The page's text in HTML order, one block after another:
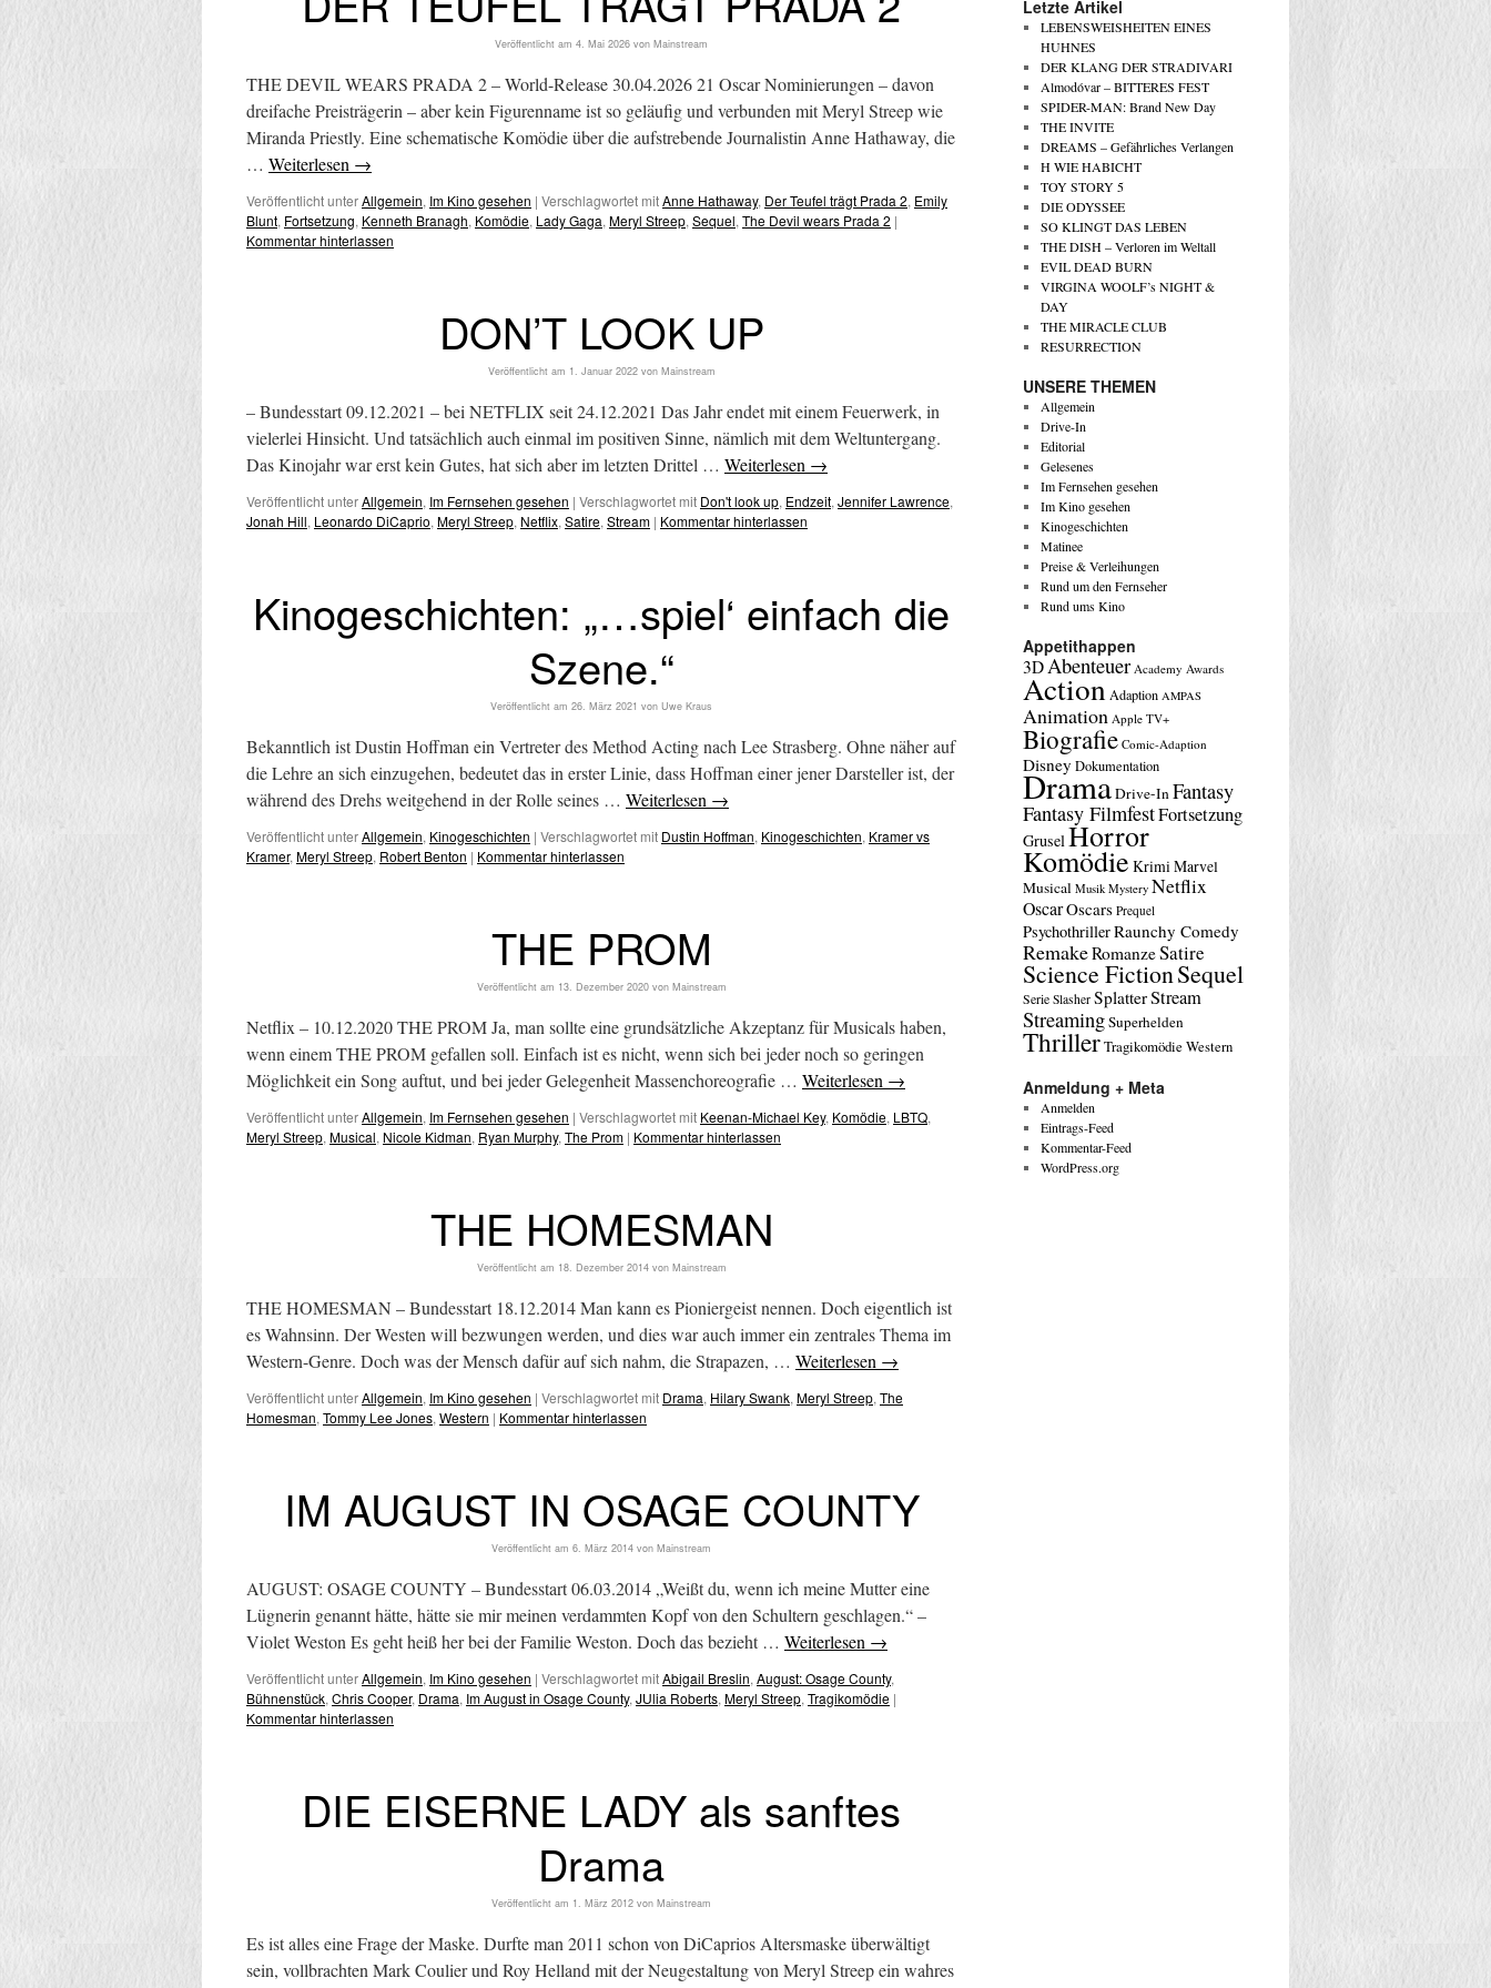
Veröffentlicht am 4. Mai 2026 von Mainstream
THE DEVIL WEARS PRADA 2 – World-Release 30.04.2026 21 Oscar Nominierungen – davon
dreifache Preisträgerin – aber kein Figurenname ist so geläufig und verbunden mit Meryl Streep wie
Miranda Priestly. Eine schematische Komödie über die aufstrebende Journalistin Anne Hathaway, die
… Weiterlesen →
Veröffentlicht unterAllgemein, Im Kino gesehen | Verschlagwortet mitAnne Hathaway, Der Teufel trägt Prada 2, Emily
Blunt, Fortsetzung, Kenneth Branagh, Komödie, Lady Gaga, Meryl Streep, Sequel, The Devil wears Prada 2 |
Kommentar hinterlassen
DON’T LOOK UP
Veröffentlicht am 1. Januar 2022 von Mainstream
– Bundesstart 09.12.2021 – bei NETFLIX seit 24.12.2021 Das Jahr endet mit einem Feuerwerk, in
vielerlei Hinsicht. Und tatsächlich auch einmal im positiven Sinne, nämlich mit dem Weltuntergang.
Das Kinojahr war erst kein Gutes, hat sich aber im letzten Drittel … Weiterlesen →
Veröffentlicht unterAllgemein, Im Fernsehen gesehen | Verschlagwortet mit Don't look up, Endzeit, Jennifer Lawrence,
Jonah Hill, Leonardo DiCaprio, Meryl Streep, Netflix, Satire, Stream | Kommentar hinterlassen
Kinogeschichten: „…spiel‘ einfach die
Szene.“
Veröffentlicht am 26. März 2021 von Uwe Kraus
Bekanntlich ist Dustin Hoffman ein Vertreter des Method Acting nach Lee Strasberg. Ohne näher auf
die Lehre an sich einzugehen, bedeutet das in erster Linie, dass Hoffman einer jener Darsteller ist, der
während des Drehs weitgehend in der Rolle seines … Weiterlesen →
Veröffentlicht unterAllgemein, Kinogeschichten | Verschlagwortet mit Dustin Hoffman, Kinogeschichten, Kramer vs
Kramer, Meryl Streep, Robert Benton | Kommentar hinterlassen
THE PROM
Veröffentlicht am 13. Dezember 2020 von Mainstream
Netflix – 10.12.2020 THE PROM Ja, man sollte eine grundsätzliche Akzeptanz für Musicals haben,
wenn einem THE PROM gefallen soll. Einfach ist es nicht, wenn sich bei jeder noch so geringen
Möglichkeit ein Song auftut, und bei jeder Gelegenheit Massenchoreografie … Weiterlesen →
Veröffentlicht unterAllgemein, Im Fernsehen gesehen | Verschlagwortet mit Keenan-Michael Key, Komödie, LBTQ,
Meryl Streep, Musical, Nicole Kidman, Ryan Murphy, The Prom | Kommentar hinterlassen
THE HOMESMAN
Veröffentlicht am 18. Dezember 2014 von Mainstream
THE HOMESMAN – Bundesstart 18.12.2014 Man kann es Pioniergeist nennen. Doch eigentlich ist
es Wahnsinn. Der Westen will bezwungen werden, und dies war auch immer ein zentrales Thema im
Western-Genre. Doch was der Mensch dafür auf sich nahm, die Strapazen, … Weiterlesen →
Veröffentlicht unterAllgemein, Im Kino gesehen | Verschlagwortet mit Drama, Hilary Swank, Meryl Streep, The
Homesman, Tommy Lee Jones, Western | Kommentar hinterlassen
IM AUGUST IN OSAGE COUNTY
Veröffentlicht am 6. März 2014 von Mainstream
AUGUST: OSAGE COUNTY – Bundesstart 06.03.2014 „Weißt du, wenn ich meine Mutter eine
Lügnerin genannt hätte, hätte sie mir meinen verdammten Kopf von den Schultern geschlagen.“ –
Violet Weston Es geht heiß her bei der Familie Weston. Doch das bezieht … Weiterlesen →
Veröffentlicht unterAllgemein, Im Kino gesehen | Verschlagwortet mitAbigail Breslin, August: Osage County,
Bühnenstück, Chris Cooper, Drama, Im August in Osage County, JUlia Roberts, Meryl Streep, Tragikomödie |
Kommentar hinterlassen
DIE EISERNE LADY als sanftes
Drama
Veröffentlicht am 1. März 2012 von Mainstream
Es ist alles eine Frage der Maske. Durfte man 2011 schon von DiCaprios Altersmaske überwältigt
sein, vollbrachten Mark Coulier und Roy Helland mit der Neugestaltung von Meryl Streep ein wahres
Letzte Artikel
LEBENSWEISHEITEN EINES
HUHNES
DER KLANG DER STRADIVARI
Almodóvar – BITTERES FEST
SPIDER-MAN: Brand New Day
THE INVITE
DREAMS – Gefährliches Verlangen
H WIE HABICHT
TOY STORY 5
DIE ODYSSEE
SO KLINGT DAS LEBEN
THE DISH – Verloren im Weltall
EVIL DEAD BURN
VIRGINA WOOLF’s NIGHT &
DAY
THE MIRACLE CLUB
RESURRECTION
UNSERE THEMEN
Allgemein
Drive-In
Editorial
Gelesenes
Im Fernsehen gesehen
Im Kino gesehen
Kinogeschichten
Matinee
Preise & Verleihungen
Rund um den Fernseher
Rund ums Kino
Appetithappen
3DAbenteuer Academy Awards
Action Adaption AMPAS
Animation Apple TV+
Biografie Comic-Adaption
Disney Dokumentation
DramaDrive-InFantasy
Fantasy FilmfestFortsetzung
GruselHorror
Komödie KrimiMarvel
Musical Musik Mystery Netflix
OscarOscars Prequel
PsychothrillerRaunchy Comedy
RemakeRomanzeSatire
Science FictionSequel
Serie Slasher SplatterStream
StreamingSuperhelden
ThrillerTragikomödieWestern
Anmeldung + Meta
Anmelden
Eintrags-Feed
Kommentar-Feed
WordPress.org